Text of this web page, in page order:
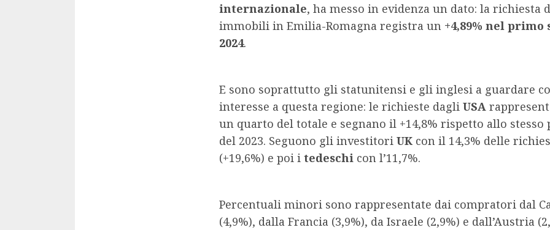
internazionale, ha messo in evidenza un dato: la richiesta
immobili in Emilia-Romagna registra un +4,89% nel primo
2024.
E sono soprattutto gli statunitensi e gli inglesi a guardare
interesse a questa regione: le richieste dagli USA
un quarto del totale e segnano il +14,8% rispetto allo stesso
del 2023. Seguono gli investitori UK con il 14,3% delle
(+19,6%) e poi i tedeschi con l’11,7%.
Percentuali minori sono rappresentate dai compratori dal
(4,9%), dalla Francia (3,9%), da Israele (2,9%) e dall’Austria